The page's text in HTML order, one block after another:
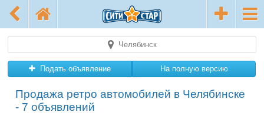
Челябинск
Подать объявление На полную версию
Продажа ретро автомобилей в Челябинске
- 7 объявлений